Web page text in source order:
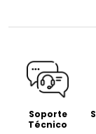
Soporte
Técnico